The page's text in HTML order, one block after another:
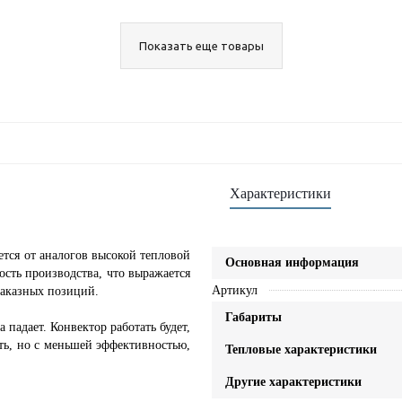
Показать еще товары
от аналогов высокой тепловой
производства, что выражается
позиций.
Конвектор работать будет,
но с меньшей эффективностью,
Характеристики
Основная информация
Артикул
Габариты
Тепловые характеристики
Другие характеристики